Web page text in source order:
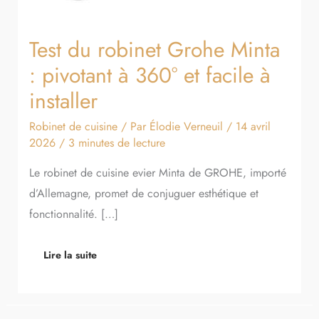
Test du robinet Grohe Minta
: pivotant à 360° et facile à
installer
Robinet de cuisine/ Par Élodie Verneuil / 14 avril
2026 / 3 minutes de lecture
Le robinet de cuisine evier Minta de GROHE, importé
d’Allemagne, promet de conjuguer esthétique et
fonctionnalité. […]
Lire la suite